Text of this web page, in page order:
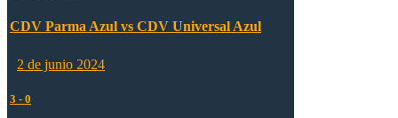
CDV Parma Azul vs CDV Universal Azul
2 de junio 2024
3 - 0